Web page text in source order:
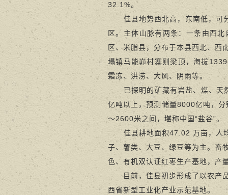
32.1%。
佳县地势西北高，东南低，可
区。主体山脉有两条：一条由西
区、米脂县，分布于本县西北、西
塌镇马能峁村寨则梁顶，海拔
霜冻、洪涝、大风、阴雨等。
已探明的矿藏有岩盐、煤、
亿吨以上，预测储量8000亿吨，
～2600米之间，堪称中国“盐谷”。
佳县耕地面积47.02 万亩，人
子、薯类、大豆、绿豆等为主。畜
色、有机双认证红枣生产基地，产
目前，佳县初步形成了以农产
西省新型工业化产业示范基地。